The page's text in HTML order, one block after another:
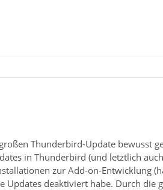
Thunderbird-Update bewusst
in Thunderbird (und letztlich
zur Add-on-Entwicklung
deaktiviert habe. Durch die